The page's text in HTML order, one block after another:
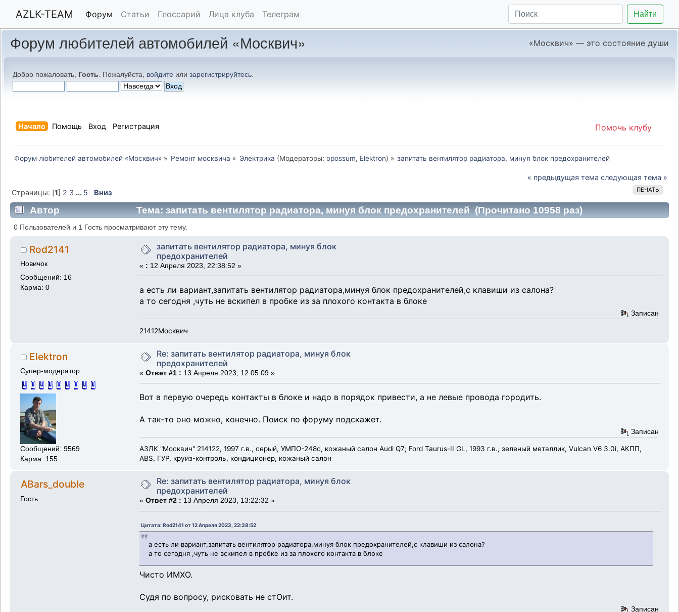
AZLK-TEAM Форум Статьи Глоссарий Лица клуба Телеграм Найти
Форум любителей автомобилей «Москвич» «Москвич» — это состояние души
Добро пожаловать, Гость . Пожалуйста, войдите или зарегистрируйтесь
Помочь клубу
Начало Помощь Вход Регистрация
Форум любителей автомобилей «Москвич» » Ремонт москвича » Электрика (Модераторы: opossum, Elektron) » запитать вентилятор радиатора, минуя блок предохранителей
« предыдущая тема следующая тема »
ПЕЧАТЬ
Страницы: [1] 2 3 ... 5 Вниз
Автор Тема: запитать вентилятор радиатора, минуя блок предохранителей (Прочитано 10958 раз)
0 Пользователей и 1 Гость просматривают эту тему.
Rod2141
Новичок
Сообщений: 16
Карма: 0
запитать вентилятор радиатора, минуя блок
предохранителей
« : 12 Апреля 2023, 22:38:52 »
а есть ли вариант,запитать вентилятор радиатора,минуя блок предохранителей,с клавиши из салона?
а то сегодня ,чуть не вскипел в пробке из за плохого контакта в блоке
Записан
21412Москвич
Elektron
Супер-модератор
Сообщений: 9569
Карма: 155
Re: запитать вентилятор радиатора, минуя блок
предохранителей
« Ответ #1 : 13 Апреля 2023, 12:05:09 »
Вот в первую очередь контакты в блоке и надо в порядок привести, а не левые провода городить.
А так-то оно можно, конечно. Поиск по форуму подскажет.
Записан
АЗЛК "Москвич" 214122, 1997 г.в., серый, УМПО-248с, кожаный салон Audi Q7; Ford Taurus-II GL, 1993 г.в., зеленый металлик, Vulcan V6 3.0i, АКПП,
ABS, ГУР, круиз-контроль, кондиционер, кожаный салон
ABars_double
Гость
Re: запитать вентилятор радиатора, минуя блок
предохранителей
« Ответ #2 : 13 Апреля 2023, 13:22:32 »
Цитата: Rod2141 от 12 Апреля 2023, 22:38:52
а есть ли вариант,запитать вентилятор радиатора,минуя блок предохранителей,с клавиши из салона?
а то сегодня ,чуть не вскипел в пробке из за плохого контакта в блоке
Чисто ИМХО.
Судя по вопросу, рисковать не стОит.
Записан